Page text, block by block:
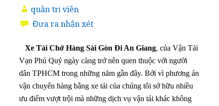
quản trị viên
Đưa ra nhận xét
Xe Tải Chở Hàng Sài Gòn Đi An Giang, của Vận Tải
Vạn Phú Quý ngày càng trở nên quen thuộc với người
dân TPHCM trong những năm gần đây. Bởi vì phương án
vận chuyển hàng bằng xe tải của chúng tôi sở hữu nhiều
ưu điểm vượt trội mà những dịch vụ vận tải khác không